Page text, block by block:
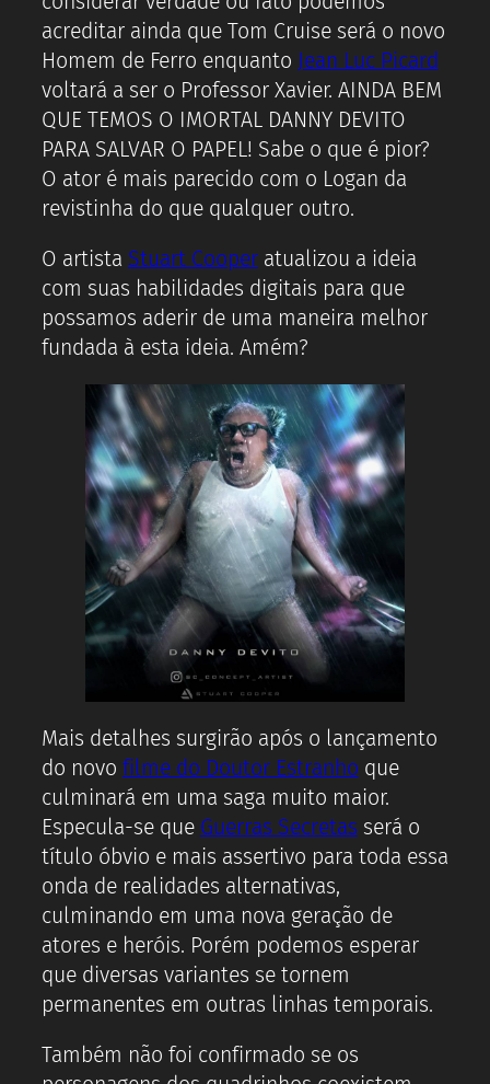
acreditar ainda que Tom Cruise será o novo
Homem de Ferro enquanto Jean Luc Picard
voltará a ser o Professor Xavier. AINDA BEM
QUE TEMOS O IMORTAL DANNY DEVITO
PARA SALVAR O PAPEL! Sabe o que é pior?
O ator é mais parecido com o Logan da
revistinha do que qualquer outro.
O artista Stuart Cooperatualizou a ideia
com suas habilidades digitais para que
possamos aderir de uma maneira melhor
fundada à esta ideia. Amém?
Mais detalhes surgirão após o lançamento
do novo filme do Doutor Estranho que
culminará em uma saga muito maior.
Especula-se que Guerras Secretas será o
título óbvio e mais assertivo para toda essa
onda de realidades alternativas,
culminando em uma nova geração de
atores e heróis. Porém podemos esperar
que diversas variantes se tornem
permanentes em outras linhas temporais.
Também não foi confirmado se os